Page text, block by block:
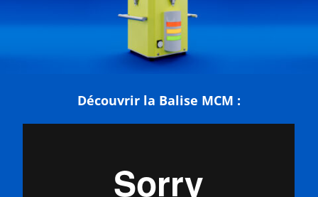
Découvrir la Balise MCM :